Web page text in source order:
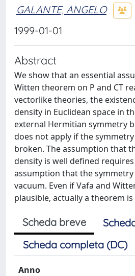
GALANTE, ANGELO
1999-01-01
Abstract
We show that an essential
Witten theorem on P and CT
vectorlike theories, the
density in Euclidean space in
external Hermitian symmetry
does not apply if the
broken. The assumption that
density is well defined
assumption that the
vacuum. Even if Vafa and
plausible, actually a theorem
Scheda breve
Scheda completa (DC)
Anno